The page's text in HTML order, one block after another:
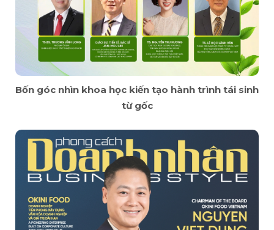
Bốn góc nhìn khoa học kiến tạo hành trình tái sinh
từ gốc